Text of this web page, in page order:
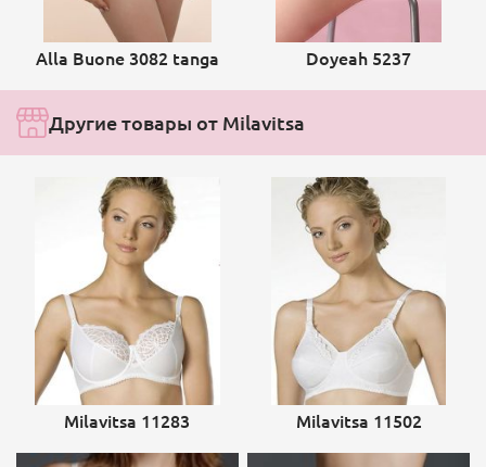
Alla Buone 3082 tanga Doyeah 5237
Другие товары от Milavitsa
Milavitsa 11283 Milavitsa 11502